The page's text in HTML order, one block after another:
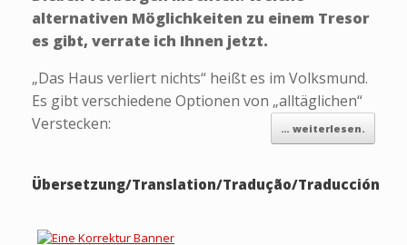
alternativen Möglichkeiten zu einem Tresor
es gibt, verrate ich Ihnen jetzt.
„Das Haus verliert nichts“ heißt es im Volksmund.
Es gibt verschiedene Optionen von „alltäglichen“
Verstecken:
… weiterlesen.
Übersetzung/Translation/Tradução/Traducción